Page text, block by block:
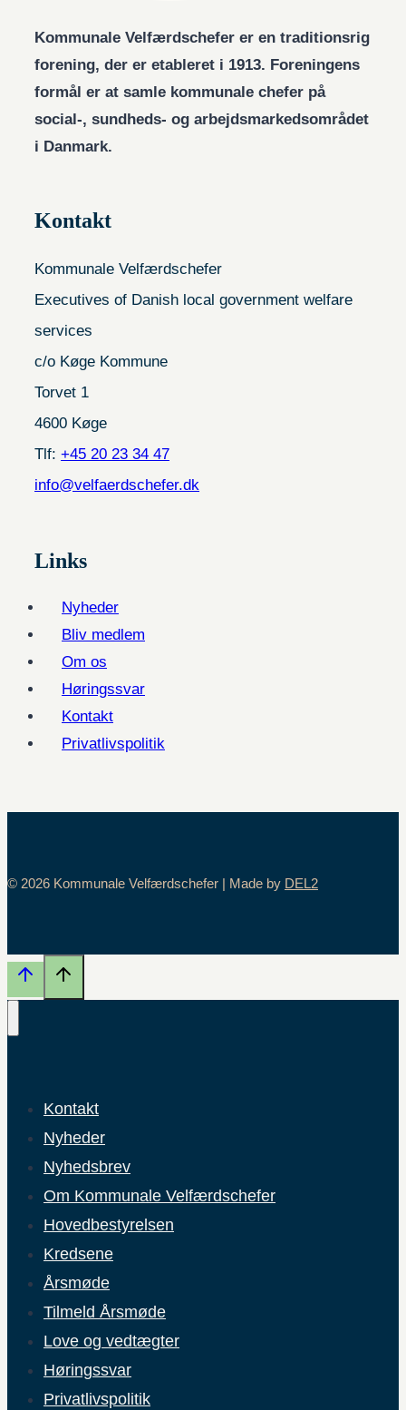
Kommunale Velfærdschefer er en traditionsrig
forening, der er etableret i 1913. Foreningens
formål er at samle kommunale chefer på
social-, sundheds- og arbejdsmarkedsområdet
i Danmark.
Kontakt
Kommunale Velfærdschefer
Executives of Danish local government welfare
services
c/o Køge Kommune
Torvet 1
4600 Køge
Tlf: +45 20 23 34 47
info@velfaerdschefer.dk
Links
Nyheder
Bliv medlem
Om os
Høringssvar
Kontakt
Privatlivspolitik
© 2026 Kommunale Velfærdschefer | Made by DEL2
Kontakt
Nyheder
Nyhedsbrev
Om Kommunale Velfærdschefer
Hovedbestyrelsen
Kredsene
Årsmøde
Tilmeld Årsmøde
Love og vedtægter
Høringssvar
Privatlivspolitik